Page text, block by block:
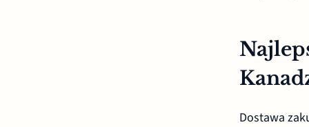
Dostawa